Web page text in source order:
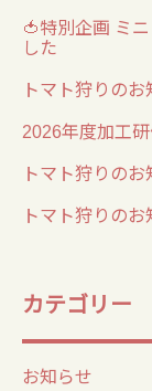
🍅特別企画 ミ
した
トマト狩りのお
2026年度加工
トマト狩りのお
トマト狩りの
カテゴリー
お知らせ